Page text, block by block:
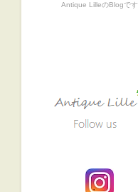
Antique LilleのBlogです